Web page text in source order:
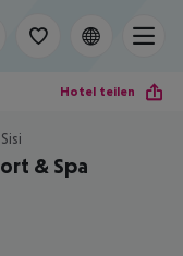
Hotel teilen
& Spa